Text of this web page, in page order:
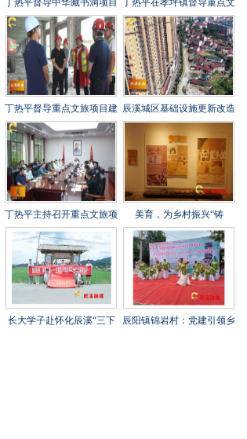
丁热平督导中华藏书洞项目
建设工作时强调 全力攻坚
冲刺 守牢安全底线 打造经
得起检验的精品文旅项目
丁热平在孝坪镇督导重点文
旅项目建设时强调 紧盯节
点 全力冲刺 高标准高质量
高效率推进项目建设
丁热平督导重点文旅项目建
设工作时强调 以匠心打造
百年兵工文化传承新地标
辰溪城区基础设施更新改造
工程全速推进
丁热平主持召开重点文旅项
目建设调度会 全力打造“福
地怀化”文旅新秀
美育，为乡村振兴“铸
魂”——辰溪县罗子山瑶族
乡学校开展大树艺术节
长大学子赴怀化辰溪“三下 辰阳镇锦岩村：党建引领乡